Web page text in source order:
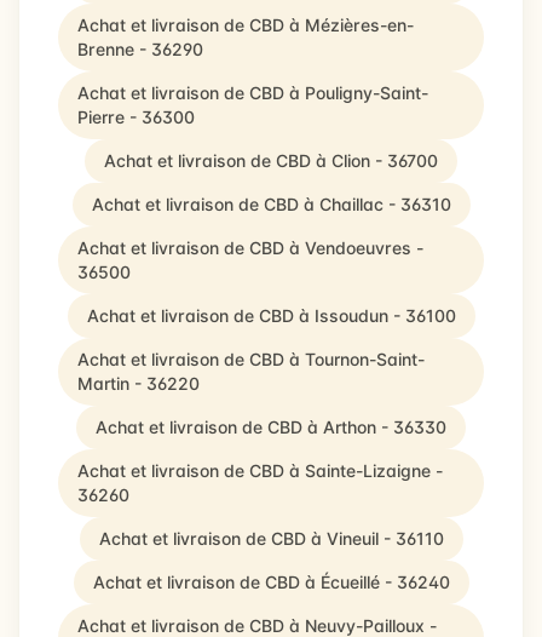
Achat et livraison de CBD à Mézières-en-
Brenne - 36290
Achat et livraison de CBD à Pouligny-Saint-
Pierre - 36300
Achat et livraison de CBD à Clion - 36700
Achat et livraison de CBD à Chaillac - 36310
Achat et livraison de CBD à Vendoeuvres -
36500
Achat et livraison de CBD à Issoudun - 36100
Achat et livraison de CBD à Tournon-Saint-
Martin - 36220
Achat et livraison de CBD à Arthon - 36330
Achat et livraison de CBD à Sainte-Lizaigne -
36260
Achat et livraison de CBD à Vineuil - 36110
Achat et livraison de CBD à Écueillé - 36240
Achat et livraison de CBD à Neuvy-Pailloux -